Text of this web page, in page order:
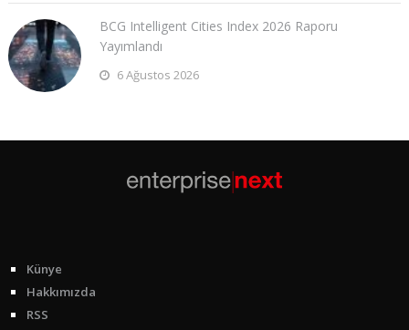
BCG Intelligent Cities Index 2026 Raporu
Yayımlandı
6 Ağustos 2026
Künye
Hakkımızda
RSS